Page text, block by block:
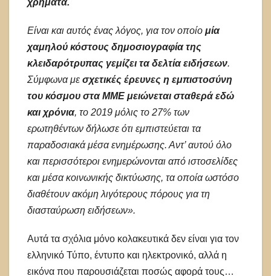
χρήματα.
Είναι και αυτός ένας λόγος, για τον οποίο μία
χαμηλού κόστους δημοσιογραφία της
κλειδαρότρυπας γεμίζει τα δελτία ειδήσεων.
Σύμφωνα με σχετικές έρευνες η εμπιστοσύνη
του κόσμου στα ΜΜΕ μειώνεται σταθερά εδώ
και χρόνια, το 2019 μόλις το 27% των
ερωτηθέντων δήλωσε ότι εμπιστεύεται τα
παραδοσιακά μέσα ενημέρωσης. Αντ’ αυτού όλο
και περισσότεροι ενημερώνονται από ιστοσελίδες
και μέσα κοινωνικής δικτύωσης, τα οποία ωστόσο
διαθέτουν ακόμη λιγότερους πόρους για τη
διασταύρωση ειδήσεων».
Αυτά τα σχόλια μόνο κολακευτικά δεν είναι για τον
ελληνικό Τύπο, έντυπο και ηλεκτρονικό, αλλά η
εικόνα που παρουσιάζεται ποσώς αφορά τους…